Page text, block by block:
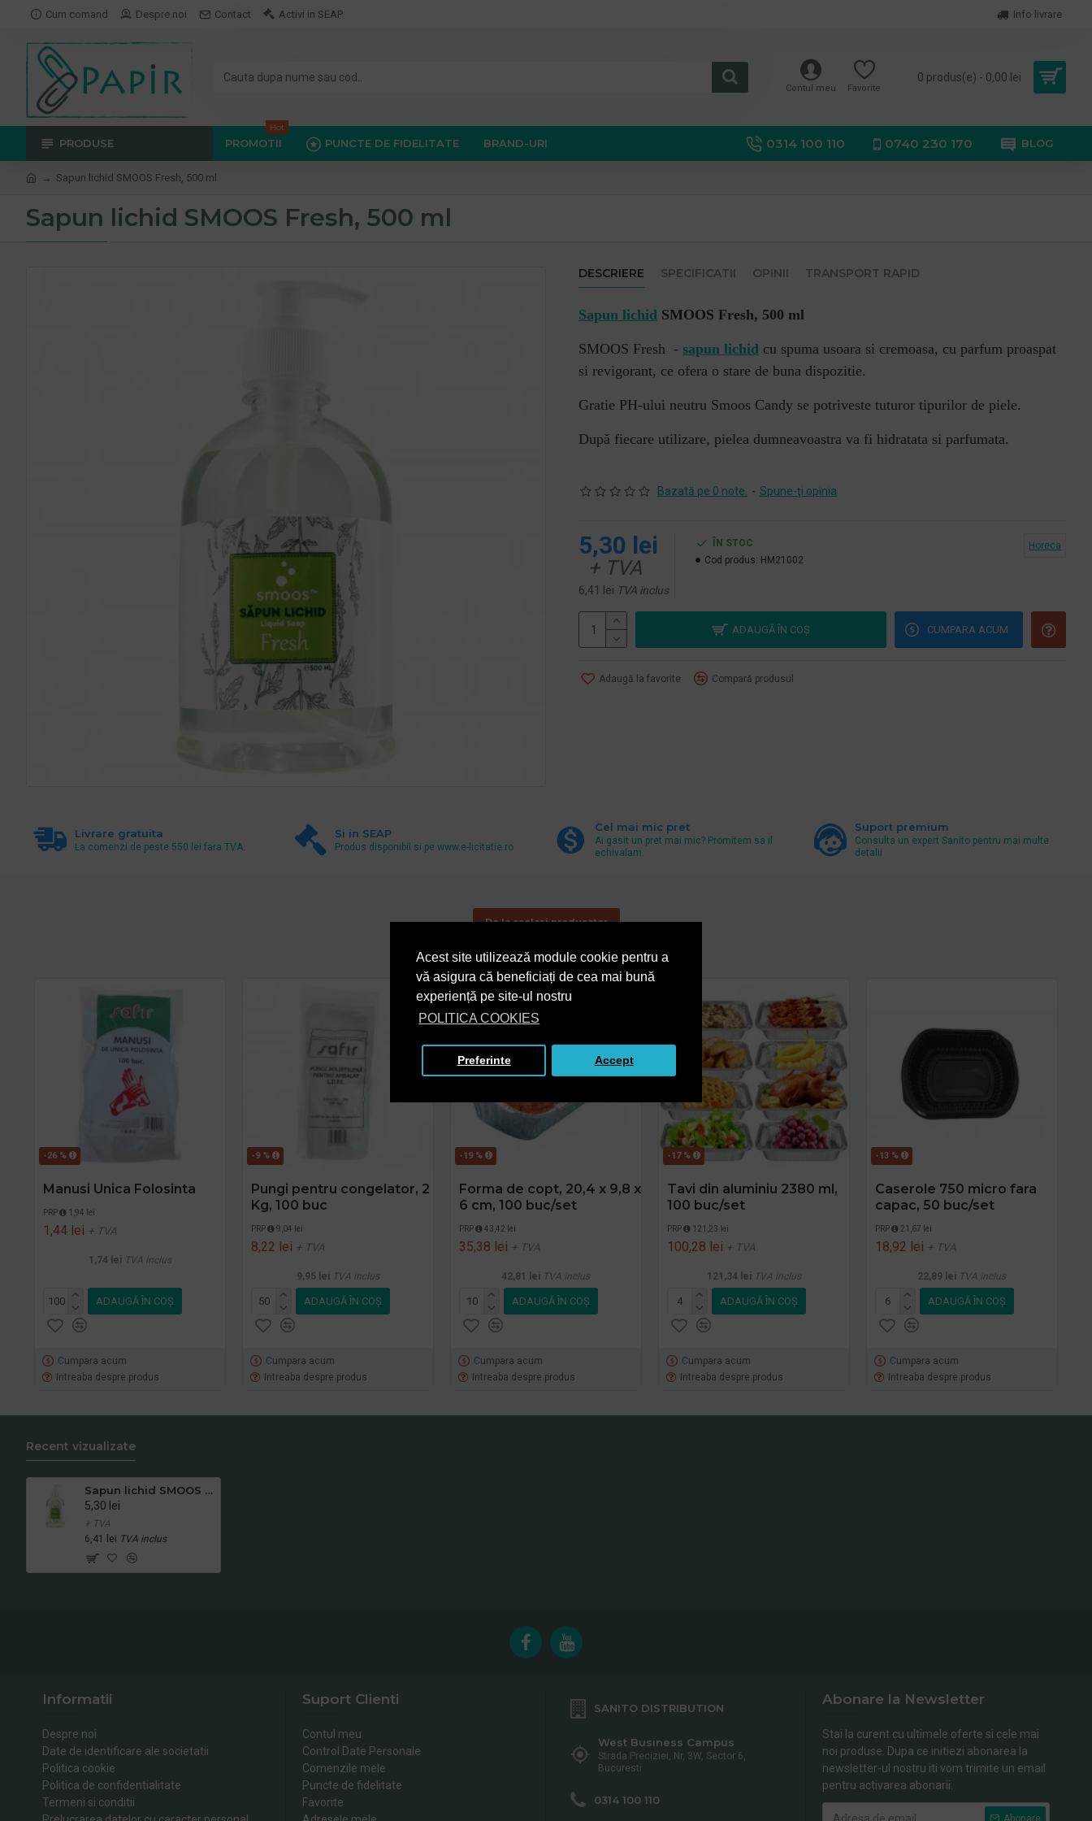
Acest site utilizează module cookie pentru a
vă asigura că beneficiați de cea mai bună
experiență pe site-ul nostru
POLITICA COOKIES
Preferinte Accept
Cum comand Despre noi Contact Activi in SEAP Info livrare
Contul meu Favorite
0 produs(e) - 0,00 lei
PRODUSE PROMOTII
Hot
PUNCTE DE FIDELITATE BRAND-URI 0314 100 110 0740 230 170 BLOG
Sapun lichid SMOOS Fresh, 500 ml
Sapun lichid SMOOS Fresh, 500 ml
DESCRIERE SPECIFICATII OPINII TRANSPORT RAPID
Sapun lichid SMOOS Fresh, 500 ml
SMOOS Fresh - sapun lichid cu spuma usoara si cremoasa, cu parfum proaspat
si revigorant, ce ofera o stare de buna dispozitie.
Gratie PH-ului neutru Smoos Candy se potriveste tuturor tipurilor de piele.
După fiecare utilizare, pielea dumneavoastra va fi hidratata si parfumata.
Bazată pe 0 note. - Spune-ţi opinia
5,30 lei
+ TVA
6,41 lei TVA inclus
ÎN STOC
Cod produs: HM21002
Horeca
ADAUGĂ ÎN COŞ CUMPARA ACUM
Adaugă la favorite Compară produsul
Livrare gratuita
La comenzi de peste 550 lei fara TVA.
Si in SEAP
Produs disponibil si pe www.e-licitatie.ro
Cel mai mic pret
Ai gasit un pret mai mic? Promitem sa il
echivalam.
Suport premium
Consulta un expert Sanito pentru mai multe
detalii
De la acelasi producator
-26 %
Manusi Unica Folosinta
PRP 1,94 lei
1,44 lei + TVA
1,74 lei TVA inclus
ADAUGĂ ÎN COŞ
Cumpara acum
Intreaba despre produs
-9 %
Pungi pentru congelator, 2
Kg, 100 buc
PRP 9,04 lei
8,22 lei + TVA
9,95 lei TVA inclus
ADAUGĂ ÎN COŞ
Cumpara acum
Intreaba despre produs
-19 %
Forma de copt, 20,4 x 9,8 x
6 cm, 100 buc/set
PRP 43,42 lei
35,38 lei + TVA
42,81 lei TVA inclus
ADAUGĂ ÎN COŞ
Cumpara acum
Intreaba despre produs
-17 %
Tavi din aluminiu 2380 ml,
100 buc/set
PRP 121,23 lei
100,28 lei + TVA
121,34 lei TVA inclus
ADAUGĂ ÎN COŞ
Cumpara acum
Intreaba despre produs
-13 %
Caserole 750 micro fara
capac, 50 buc/set
PRP 21,67 lei
18,92 lei + TVA
22,89 lei TVA inclus
ADAUGĂ ÎN COŞ
Cumpara acum
Intreaba despre produs
Recent vizualizate
Sapun lichid SMOOS Fresh, 500 ml
5,30 lei
+ TVA
6,41 lei TVA inclus
Informatii
Despre noi
Date de identificare ale societatii
Politica cookie
Politica de confidentialitate
Termeni si conditii
Suport Clienti
Contul meu
Control Date Personale
Comenzile mele
Puncte de fidelitate
Favorite
SANITO DISTRIBUTION
West Business Campus
Strada Preciziei, Nr, 3W, Sector 6,
Bucuresti
0314 100 110
Abonare la Newsletter
Stai la curent cu ultimele oferte si cele mai
noi produse. Dupa ce initiezi abonarea la
newsletter-ul nostru iti vom trimite un email
pentru activarea abonarii.
Abonare